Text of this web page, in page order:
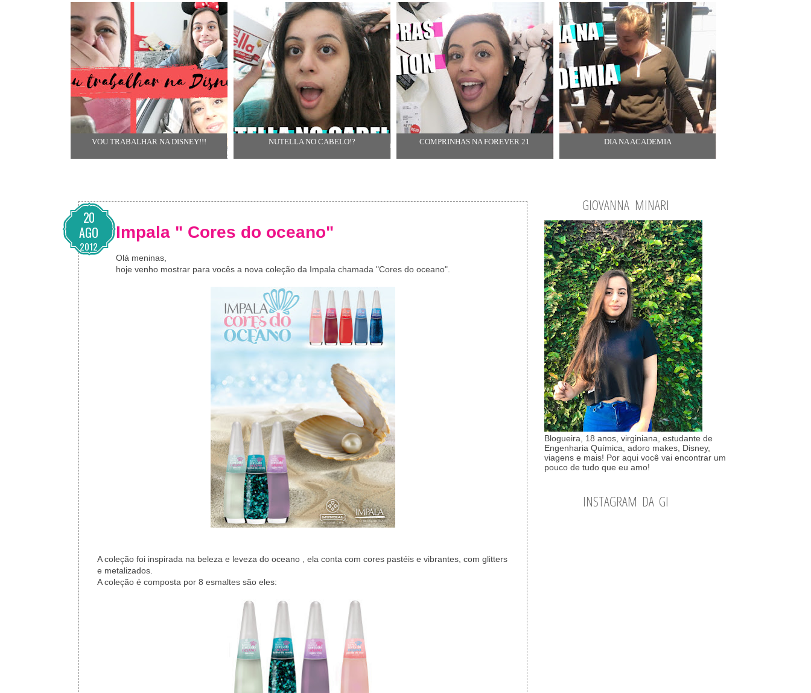
VOU TRABALHAR NA DISNEY!!! NUTELLA NO CABELO!? COMPRINHAS NA FOREVER 21 DIA NA ACADEMIA
20
AGO
2012
Impala " Cores do oceano"
Olá meninas,
hoje venho mostrar para vocês a nova coleção da Impala chamada "Cores do oceano".
A coleção foi inspirada na beleza e leveza do oceano , ela conta com cores pastéis e vibrantes, com glitters
e metalizados.
A coleção é composta por 8 esmaltes são eles:
GIOVANNA MINARI
Blogueira, 18 anos, virginiana, estudante de
Engenharia Química, adoro makes, Disney,
viagens e mais! Por aqui você vai encontrar um
pouco de tudo que eu amo!
INSTAGRAM DA GI